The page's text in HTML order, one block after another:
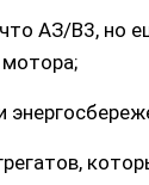
АЗ/В3, но